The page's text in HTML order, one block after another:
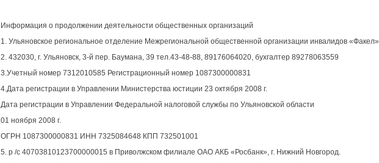
Информация о продолжении деятельности общественных организаций
1. Ульяновское региональное отделение Межрегиональной общественной организации инвалидов «Факел»
2. 432030, г. Ульяновск, 3-й пер. Баумана, 39 тел.43-48-88, 89176064020, бухгалтер 89278063559
3.Учетный номер 7312010585 Регистрационный номер 1087300000831
4.Дата регистрации в Управлении Министерства юстиции 23 октября 2008 г.
Дата регистрации в Управлении Федеральной налоговой службы по Ульяновской области
01 ноября 2008 г.
ОГРН 1087300000831 ИНН 7325084648 КПП 732501001
5. р /с 40703810123700000015 в Приволжском филиале ОАО АКБ «Росбанк», г. Нижний Новгород.